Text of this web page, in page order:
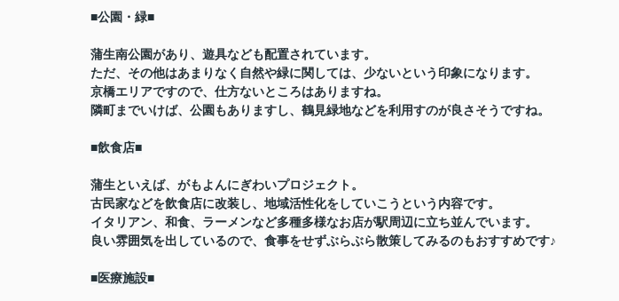
■公園・緑■
蒲生南公園があり、遊具なども配置されています。
ただ、その他はあまりなく自然や緑に関しては、少ないという印象になります。
京橋エリアですので、仕方ないところはありますね。
隣町までいけば、公園もありますし、鶴見緑地などを利用すのが良さそうですね。
■飲食店■
蒲生といえば、がもよんにぎわいプロジェクト。
古民家などを飲食店に改装し、地域活性化をしていこうという内容です。
イタリアン、和食、ラーメンなど多種多様なお店が駅周辺に立ち並んでいます。
良い雰囲気を出しているので、食事をせずぶらぶら散策してみるのもおすすめです♪
■医療施設■